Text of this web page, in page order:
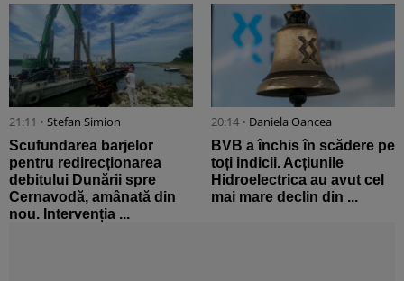
21:11 • Stefan Simion
Scufundarea barjelor
pentru redirecționarea
debitului Dunării spre
Cernavodă, amânată din
nou. Intervenția ...
20:14 • Daniela Oancea
BVB a închis în scădere pe
toți indicii. Acțiunile
Hidroelectrica au avut cel
mai mare declin din ...